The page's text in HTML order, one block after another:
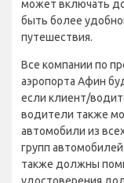
может включать
быть более
путешествия.
Все компании по
аэропорта Афин
если клиент/
водители также
автомобили из
групп
также должны
удостоверения